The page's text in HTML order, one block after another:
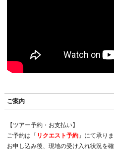
ご案内
【ツアー予約・お支払い】
ご予約は「 リクエスト予約 」にて承りま
お申し込み後、現地の受け入れ状況を